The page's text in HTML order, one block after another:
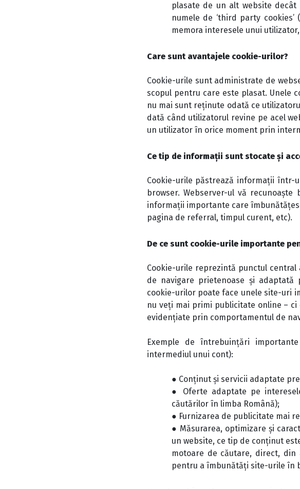
plasate de un alt website
numele de ‘third party
memora interesele unui
Care sunt avantajele cookie-urilor?
Cookie-urile sunt administrate de
scopul pentru care este plasat. Unele
nu mai sunt reținute odată ce
dată când utilizatorul revine pe acel
un utilizator în orice moment prin
Ce tip de informații sunt stocate și
Cookie-urile păstrează informații într-
browser. Webserver-ul vă
informații importante care
pagina de referral, timpul curent, etc).
De ce sunt cookie-urile importante
Cookie-urile reprezintă punctul
de navigare prietenoase și adaptată
cookie-urilor poate face unele site-uri
nu veți mai primi publicitate online –
evidențiate prin comportamentul de
Exemple de întrebuințări
intermediul unui cont):
● Conținut și servicii adaptate
● Oferte adaptate pe
căutărilor în limba Română);
● Furnizarea de publicitate mai
● Măsurarea, optimizare și
un website, ce tip de conținut
motoare de căutare, direct,
pentru a îmbunătăți site-urile în